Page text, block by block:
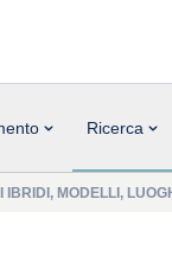
Ricerca
MODELLI,